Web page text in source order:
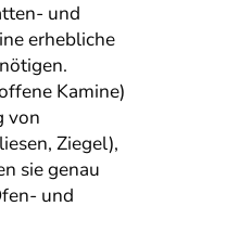
und
erhebliche
Kamine)
von
Ziegel),
sie genau
und